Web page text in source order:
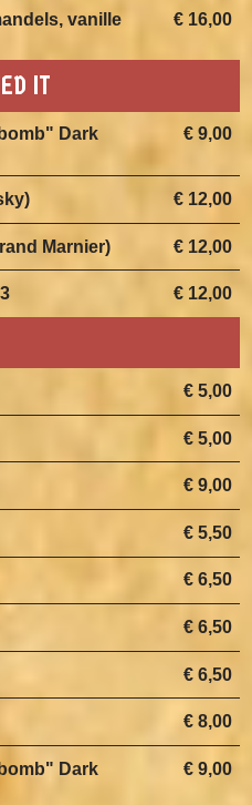
€ 16,00
vanille
IT
€ 9,00
Dark
€ 12,00
€ 12,00
Marnier)
€ 12,00
€ 5,00
€ 5,00
€ 9,00
€ 5,50
€ 6,50
€ 6,50
€ 6,50
€ 8,00
€ 9,00
Dark